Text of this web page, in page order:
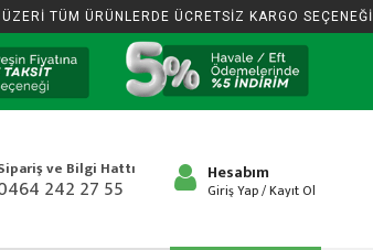
TÜM ÜRÜNLERDE ÜCRETSİZ KARGO SEÇENEĞİ.
ve Bilgi Hattı
242 27 55
Hesabım
Giriş Yap / Kayıt Ol